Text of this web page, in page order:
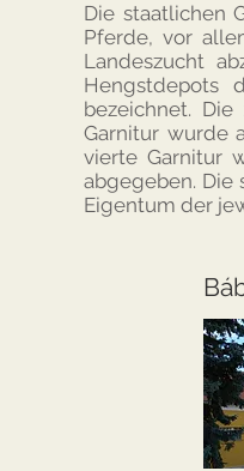
Die staatlichen
Pferde, vor
Landeszucht
Hengstdepots
bezeichnet.
Garnitur wurde
vierte Garnitur
abgegeben.
Eigentum der